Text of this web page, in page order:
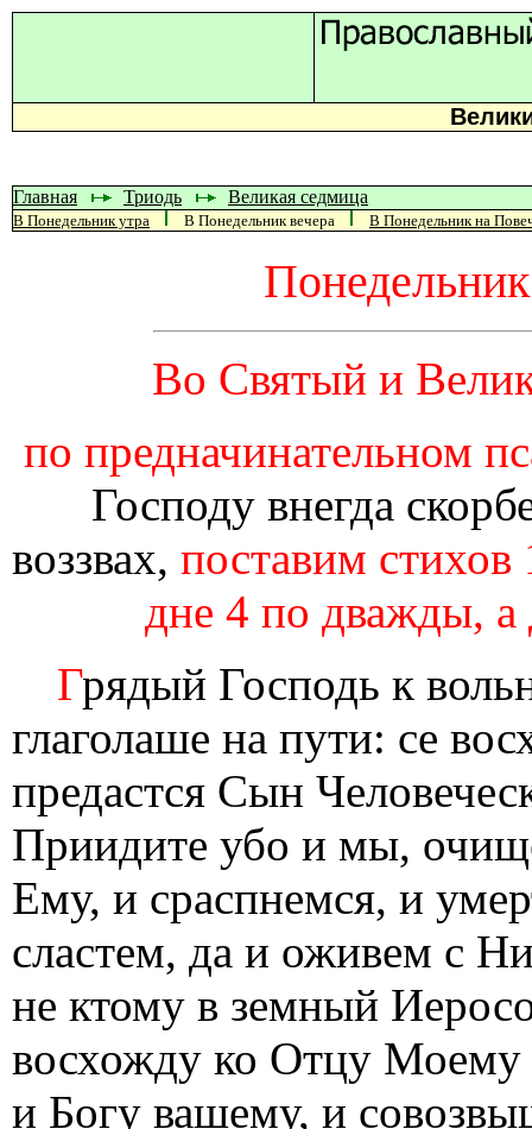
Главная Триодь Великая седмица
В Понедельник утра В Понедельник вечера В Понедельник на
Во Святый и
по предначинательном
Господу внегда
воззвах, поставим
дне 4 по дважды, а
Грядый Господь к
глаголаше на пути: се
предастся Сын
Приидите убо и мы,
Ему, и сраспнемся, и
сластем, да и оживем с
не ктому в земный
восхожду ко Отцу
и Богу вашему, и